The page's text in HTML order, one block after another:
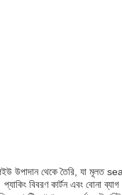
উপাদান থেকে তৈরি, যা
বিবরণ কার্টন এবং বোনা